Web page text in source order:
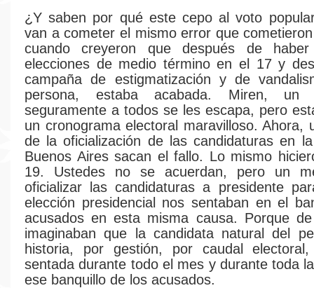
¿Y saben por qué este cepo al voto
van a cometer el mismo error que
cuando creyeron que después de
elecciones de medio término en el 17 y
campaña de estigmatización y de
persona, estaba acabada. Miren, un
seguramente a todos se les escapa, pero
un cronograma electoral maravilloso. Ahora,
de la oficialización de las candidaturas en
Buenos Aires sacan el fallo. Lo mismo
19. Ustedes no se acuerdan, pero un
oficializar las candidaturas a presidente
elección presidencial nos sentaban en el
acusados en esta misma causa. Porque
imaginaban que la candidata natural del
historia, por gestión, por caudal
sentada durante todo el mes y durante toda
ese banquillo de los acusados.